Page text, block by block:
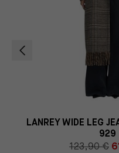
LANREY WIDE LEG
929
123,90 €